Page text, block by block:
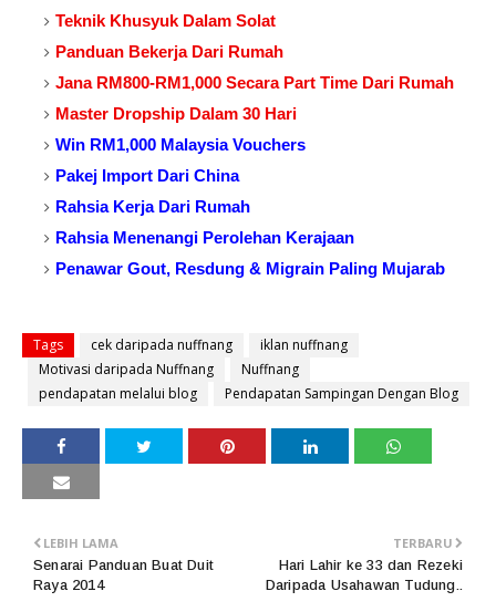
Teknik Khusyuk Dalam Solat
Panduan Bekerja Dari Rumah
Jana RM800-RM1,000 Secara Part Time Dari Rumah
Master Dropship Dalam 30 Hari
Win RM1,000 Malaysia Vouchers
Pakej Import Dari China
Rahsia Kerja Dari Rumah
Rahsia Menenangi Perolehan Kerajaan
Penawar Gout, Resdung & Migrain Paling Mujarab
Tags cek daripada nuffnang
iklan nuffnang
Motivasi daripada Nuffnang
Nuffnang
pendapatan melalui blog
Pendapatan Sampingan Dengan Blog
TERBARU
Hari Lahir ke 33 dan Rezeki
Daripada Usahawan Tudung..
LEBIH LAMA
Senarai Panduan Buat Duit
Raya 2014